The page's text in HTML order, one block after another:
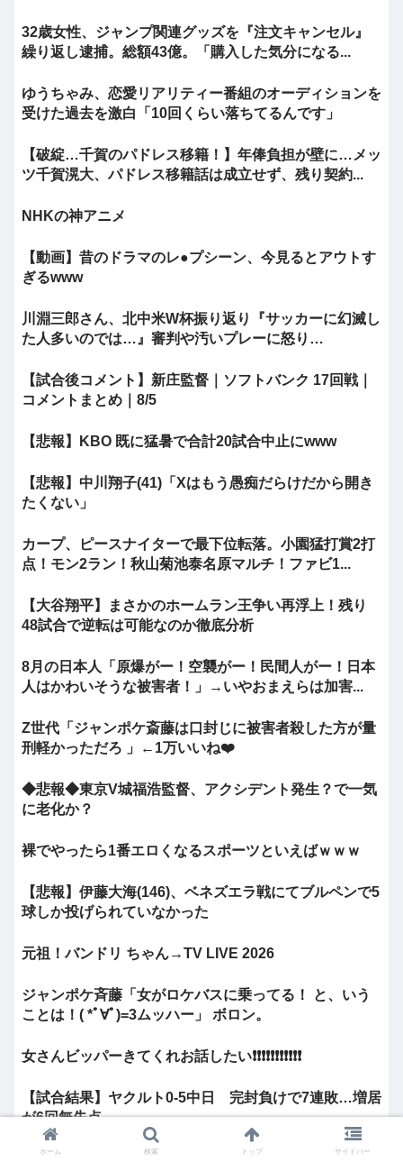
32歳女性、ジャンプ関連グッズを『注文キャンセル』
繰り返し逮捕。総額43億。「購入した気分になる...
ゆうちゃみ、恋愛リアリティー番組のオーディションを
受けた過去を激白「10回くらい落ちてるんです」
【破綻…千賀のパドレス移籍！】年俸負担が壁に…メッ
ツ千賀滉大、パドレス移籍話は成立せず、残り契約...
NHKの神アニメ
【動画】昔のドラマのレ●プシーン、今見るとアウトす
ぎるwww
川淵三郎さん、北中米W杯振り返り『サッカーに幻滅し
た人多いのでは…』審判や汚いプレーに怒り…
【試合後コメント】新庄監督｜ソフトバンク 17回戦｜
コメントまとめ｜8/5
【悲報】KBO 既に猛暑で合計20試合中止にwww
【悲報】中川翔子(41)「Xはもう愚痴だらけだから開き
たくない」
カープ、ピースナイターで最下位転落。小園猛打賞2打
点！モン2ラン！秋山菊池泰名原マルチ！ファビ1...
【大谷翔平】まさかのホームラン王争い再浮上！残り
48試合で逆転は可能なのか徹底分析
8月の日本人「原爆がー！空襲がー！民間人がー！日本
人はかわいそうな被害者！」→いやおまえらは加害...
Z世代「ジャンポケ斎藤は口封じに被害者殺した方が量
刑軽かっただろ 」←1万いいね❤️
◆悲報◆東京V城福浩監督、アクシデント発生？で一気
に老化か？
裸でやったら1番エロくなるスポーツといえばｗｗｗ
【悲報】伊藤大海(146)、ベネズエラ戦にてブルペンで5
球しか投げられていなかった
元祖！バンドリ ちゃん→TV LIVE 2026
ジャンポケ斉藤「女がロケバスに乗ってる！ と、いう
ことは！( *ﾟ∀ﾟ)=3ムッハー」 ボロン。
女さんビッパーきてくれお話したい❗❗❗❗❗❗❗❗❗❗❗
【試合結果】ヤクルト0-5中日 完封負けで7連敗…増居
が6回無失点
ホーム 検索 トップ サイドバー